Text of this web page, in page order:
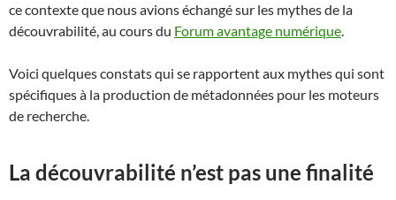
ce contexte que nous avions échangé sur les mythes de la
découvrabilité, au cours du Forum avantage numérique.
Voici quelques constats qui se rapportent aux mythes qui sont
spécifiques à la production de métadonnées pour les moteurs
de recherche.
La découvrabilité n’est pas une finalité